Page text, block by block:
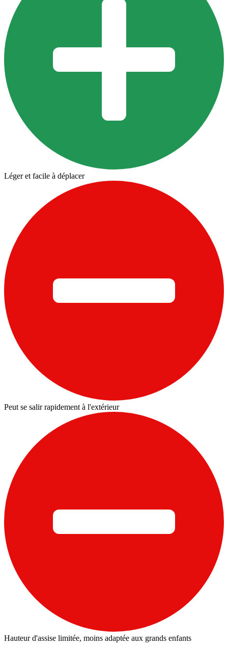
Léger et facile à déplacer
Peut se salir rapidement à l'extérieur
Hauteur d'assise limitée, moins adaptée aux grands enfants